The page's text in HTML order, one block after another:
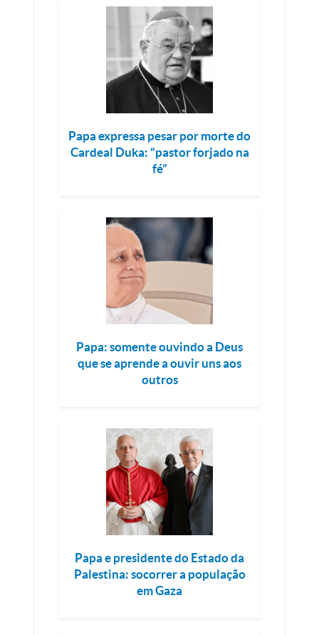
Papa expressa pesar por morte do
Cardeal Duka: “pastor forjado na
fé”
Papa: somente ouvindo a Deus
que se aprende a ouvir uns aos
outros
Papa e presidente do Estado da
Palestina: socorrer a população
em Gaza